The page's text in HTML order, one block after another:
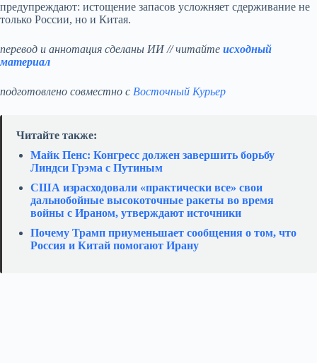
предупреждают: истощение запасов усложняет сдерживание не
только России, но и Китая.
перевод и аннотация сделаны ИИ // читайте исходный
материал
подготовлено совместно с Восточный Курьер
Читайте также:
Майк Пенс: Конгресс должен завершить борьбу
Линдси Грэма с Путиным
США израсходовали «практически все» свои
дальнобойные высокоточные ракеты во время
войны с Ираном, утверждают источники
Почему Трамп приуменьшает сообщения о том, что
Россия и Китай помогают Ирану